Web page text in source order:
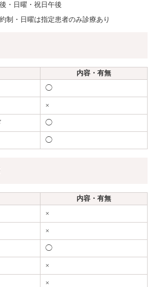
・日曜・祝日午後
制・日曜は指定患者のみ診療あり
内容・有無
◯
×
◯
◯
内容・有無
×
×
◯
×
×